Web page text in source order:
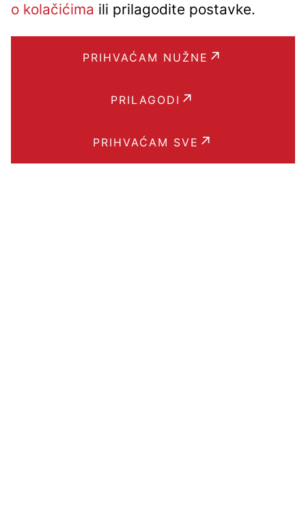
o kolačićima ili prilagodite postavke.
PRIHVAĆAM NUŽNE
PRILAGODI
PRIHVAĆAM SVE